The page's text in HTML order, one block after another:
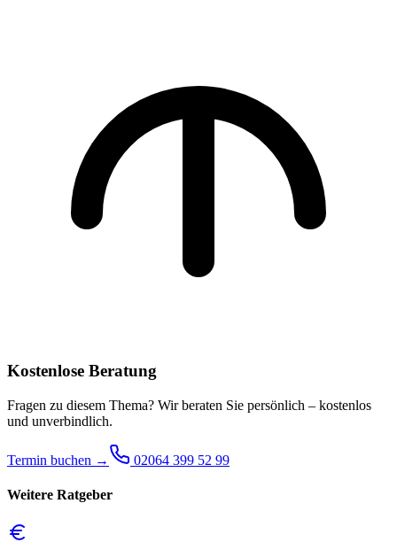
Kostenlose Beratung
Fragen zu diesem Thema? Wir beraten Sie persönlich – kostenlos
und unverbindlich.
Termin buchen → 02064 399 52 99
Weitere Ratgeber